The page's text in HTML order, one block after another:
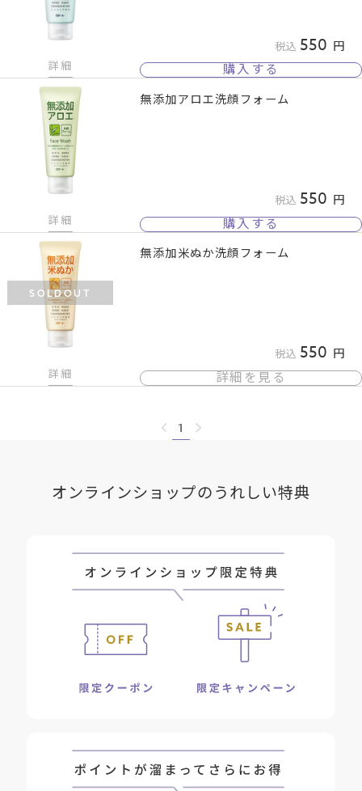
詳細
税込 550
購入する
詳細
無添加アロエ洗顔フォーム
税込 550
購入する
SOLDOUT
詳細
無添加米ぬか洗顔フォーム
税込 550
詳細を見る
1
オンラインショップのうれしい特典